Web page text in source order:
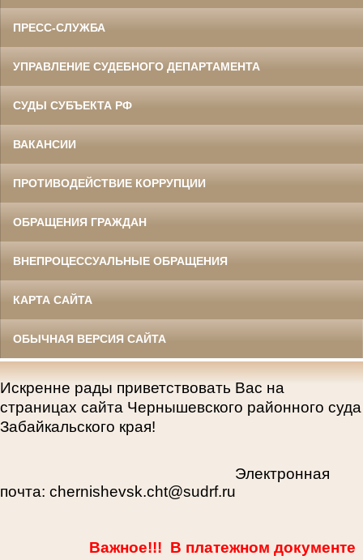
ПРЕСС-СЛУЖБА
УПРАВЛЕНИЕ СУДЕБНОГО ДЕПАРТАМЕНТА
СУДЫ СУБЪЕКТА РФ
ВАКАНСИИ
ПРОТИВОДЕЙСТВИЕ КОРРУПЦИИ
ОБРАЩЕНИЯ ГРАЖДАН
ВНЕПРОЦЕССУАЛЬНЫЕ ОБРАЩЕНИЯ
КАРТА САЙТА
ОБЫЧНАЯ ВЕРСИЯ САЙТА
Искренне рады приветствовать Вас на
страницах сайта Чернышевского районного суда
Забайкальского края!
Электронная
почта: chernishevsk.cht@sudrf.ru
Важное!!! В платежном документе